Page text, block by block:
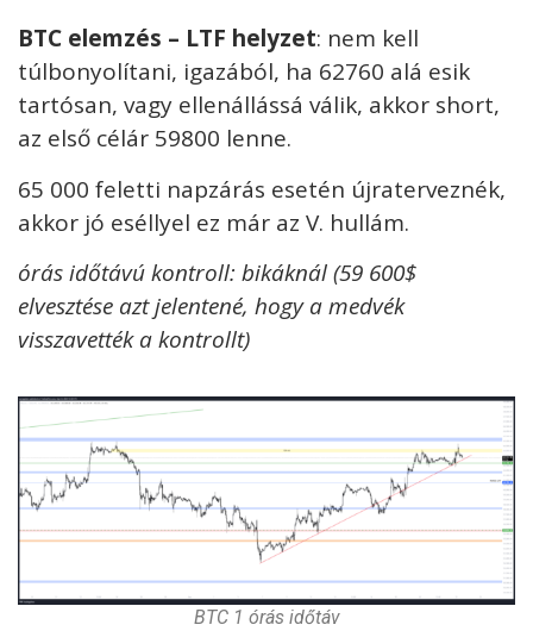
BTC elemzés – LTF helyzet: nem kell
túlbonyolítani, igazából, ha 62760 alá esik
tartósan, vagy ellenállássá válik, akkor short,
az első célár 59800 lenne.
65 000 feletti napzárás esetén újraterveznék,
akkor jó eséllyel ez már az V. hullám.
órás időtávú kontroll: bikáknál (59 600$
elvesztése azt jelentené, hogy a medvék
visszavették a kontrollt)
BTC 1 órás időtáv